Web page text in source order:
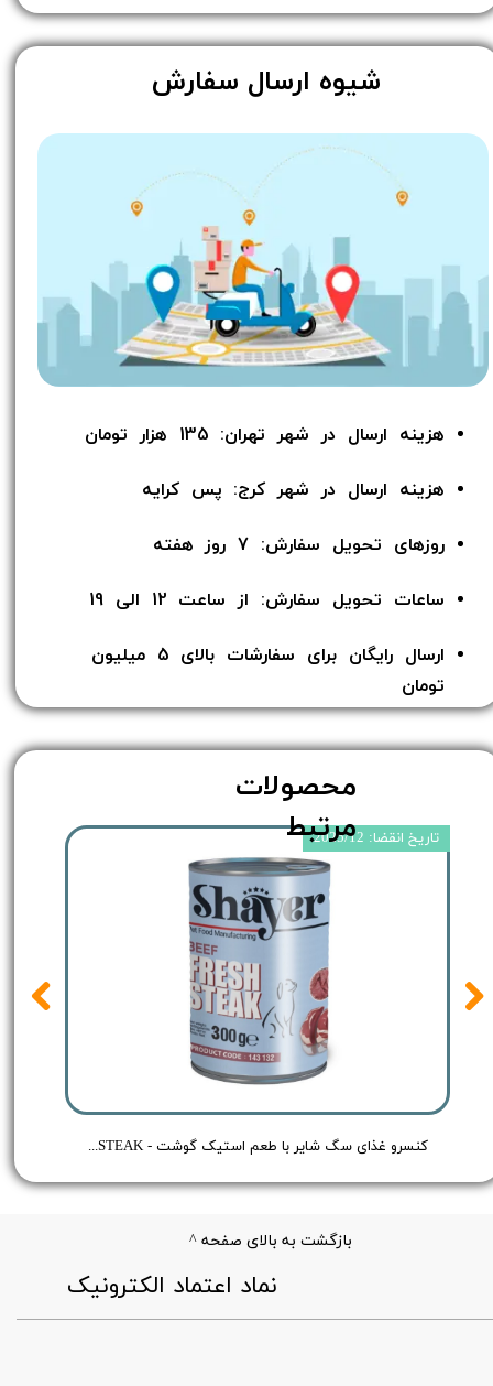
هزینه ارسال در شهر تهران: 135 هزار تومان
هزینه ارسال در شهر کرج: پس کرایه
روزهای تحویل سفارش: 7 روز هفته
ساعات تحویل سفارش: از ساعت 12 الی 19
ارسال رایگان برای سفارشات بالای 5 میلیون
تومان​​​​​​​
​شیوه ارسال سفارش
کنسرو غذای سگ شایر با طعم استیک گوشت - Shayer BEEF FRESH STEAK - وزن 300 گرم
تاریخ انقضا: 2025/12
محصولات
مرتبط
بازگشت به بالای صفحه ^
​نماد اعتماد الکترونیک